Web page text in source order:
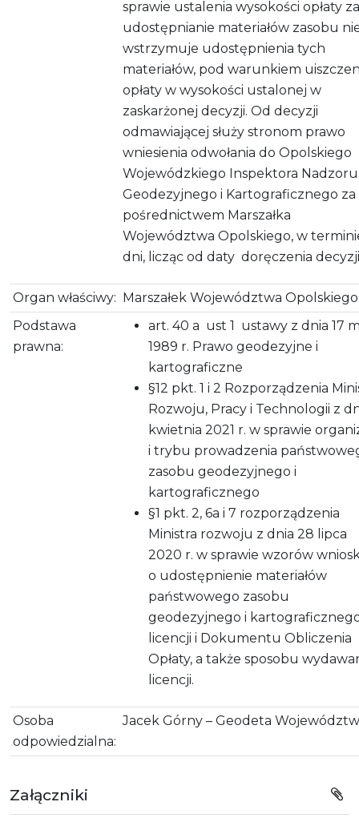
sprawie ustalenia wysokości opłaty za
udostępnianie materiałów zasobu
wstrzymuje udostępnienia tych
materiałów, pod warunkiem
opłaty w wysokości ustalonej w
zaskarżonej decyzji. Od decyzji
odmawiającej służy stronom prawo
wniesienia odwołania do Opolskiego
Wojewódzkiego Inspektora Nadzoru
Geodezyjnego i Kartograficznego za
pośrednictwem Marszałka
Województwa Opolskiego, w
dni, licząc od daty doręczenia
Organ właściwy: Marszałek Województwa Opolskiego
Podstawa
prawna:
art. 40 a ust 1 ustawy z dnia 17
1989 r. Prawo geodezyjne i
kartograficzne
§12 pkt. 1 i 2 Rozporządzenia
Rozwoju, Pracy i Technologii z
kwietnia 2021 r. w sprawie
i trybu prowadzenia
zasobu geodezyjnego i
kartograficznego
§1 pkt. 2, 6a i 7 rozporządzenia
Ministra rozwoju z dnia 28 lipca
2020 r. w sprawie wzorów
o udostępnienie materiałów
państwowego zasobu
geodezyjnego i
licencji i Dokumentu Obliczenia
Opłaty, a także sposobu
licencji.
Osoba
odpowiedzialna:
Jacek Górny – Geodeta
Załączniki